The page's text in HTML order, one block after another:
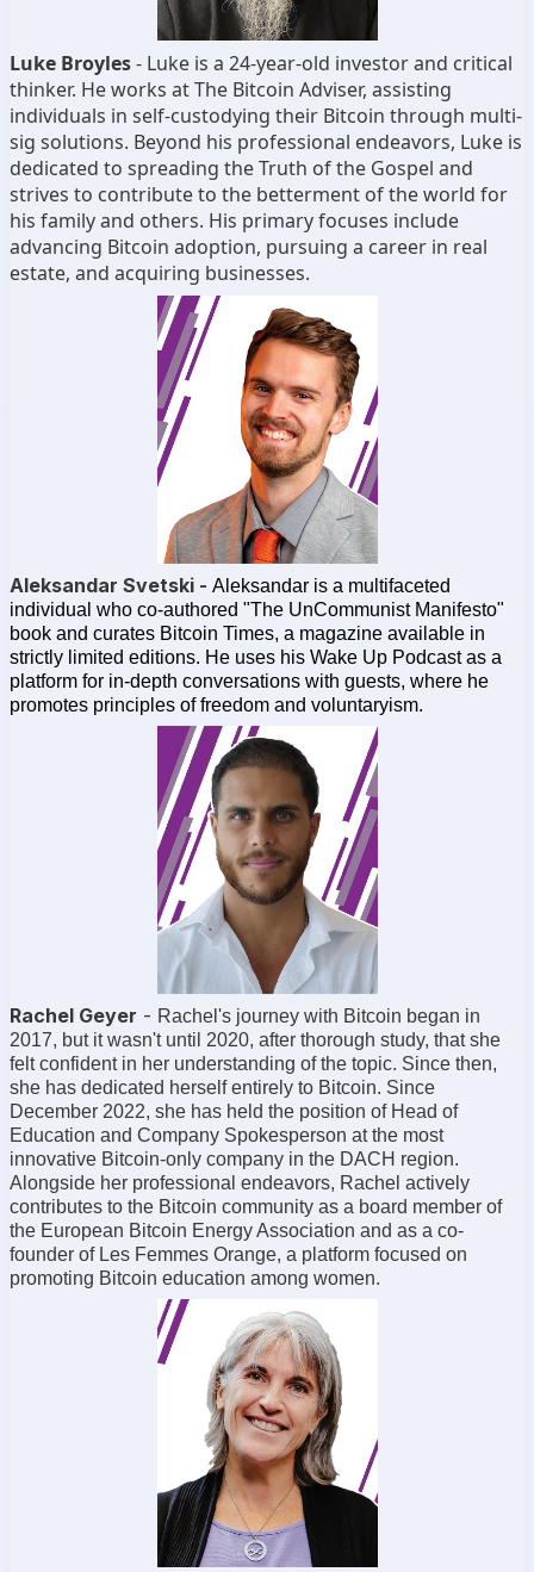
Luke Broyles- Luke is a 24-year-old investor and critical
thinker. He works at The Bitcoin Adviser, assisting
individuals in self-custodying their Bitcoin through multi-
sig solutions. Beyond his professional endeavors, Luke is
dedicated to spreading the Truth of the Gospel and
strives to contribute to the betterment of the world for
his family and others. His primary focuses include
advancing Bitcoin adoption, pursuing a career in real
estate, and acquiring businesses.
Aleksandar Svetski - Aleksandar is a multifaceted
individual who co-authored "The UnCommunist Manifesto"
book and curates Bitcoin Times, a magazine available in
strictly limited editions. He uses his Wake Up Podcast as a
platform for in-depth conversations with guests, where he
promotes principles of freedom and voluntaryism.
Rachel Geyer - Rachel's journey with Bitcoin began in
2017, but it wasn't until 2020, after thorough study, that she
felt confident in her understanding of the topic. Since then,
she has dedicated herself entirely to Bitcoin. Since
December 2022, she has held the position of Head of
Education and Company Spokesperson at the most
innovative Bitcoin-only company in the DACH region.
Alongside her professional endeavors, Rachel actively
contributes to the Bitcoin community as a board member of
the European Bitcoin Energy Association and as a co-
founder of Les Femmes Orange, a platform focused on
promoting Bitcoin education among women.